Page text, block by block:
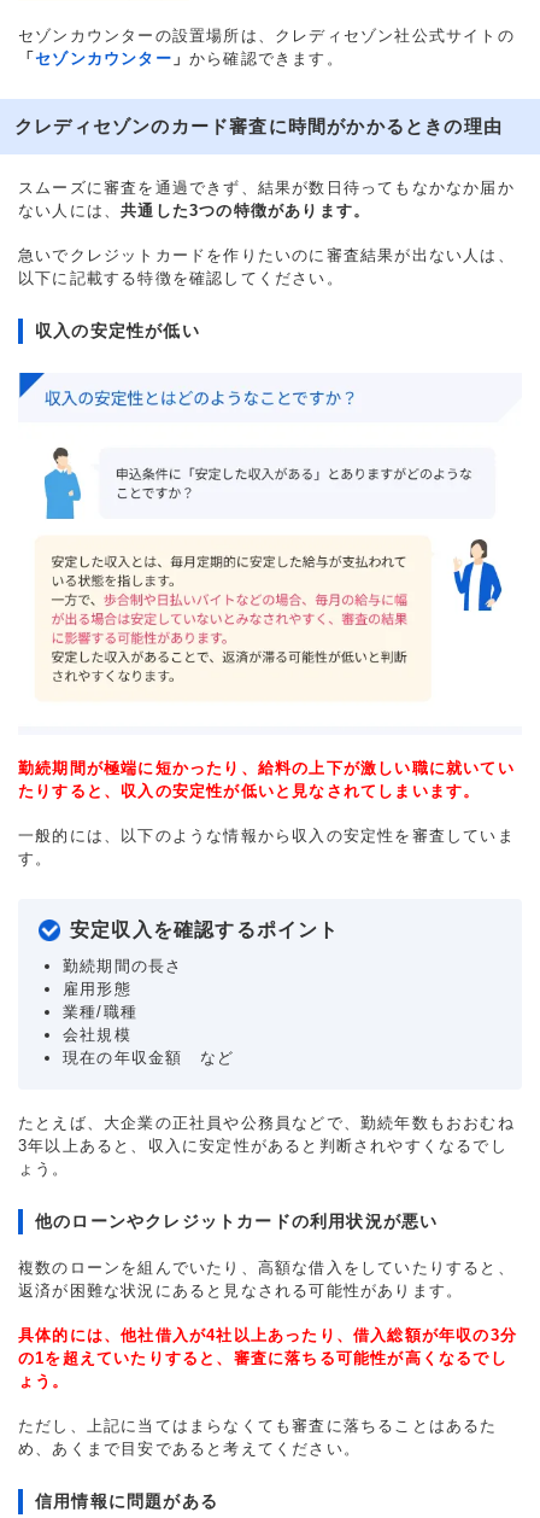
セゾンカウンターの設置場所は、クレディセゾン社公式サイトの
「セゾンカウンター 」から確認できます。
クレディセゾンのカード審査に時間がかかるときの理由
スムーズに審査を通過できず、結果が数日待ってもなかなか届か
ない人には、共通した3つの特徴があります。
急いでクレジットカードを作りたいのに審査結果が出ない人は、
以下に記載する特徴を確認してください。
収入の安定性が低い
勤続期間が極端に短かったり、給料の上下が激しい職に就いてい
たりすると、収入の安定性が低いと見なされてしまいます。
一般的には、以下のような情報から収入の安定性を審査していま
す。
安定収入を確認するポイント
勤続期間の長さ
雇用形態
業種/職種
会社規模
現在の年収金額 など
たとえば、大企業の正社員や公務員などで、勤続年数もおおむね
3年以上あると、収入に安定性があると判断されやすくなるでし
ょう。
他のローンやクレジットカードの利用状況が悪い
複数のローンを組んでいたり、高額な借入をしていたりすると、
返済が困難な状況にあると見なされる可能性があります。
具体的には、他社借入が4社以上あったり、借入総額が年収の3分
の1を超えていたりすると、審査に落ちる可能性が高くなるでし
ょう。
ただし、上記に当てはまらなくても審査に落ちることはあるた
め、あくまで目安であると考えてください。
信用情報に問題がある